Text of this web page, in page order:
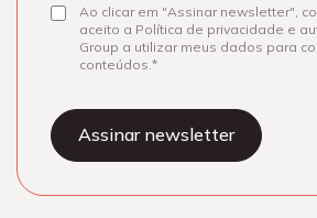
ConsentirAo clicar em "Assinar newsletter",
aceito a Política de privacidade e
Group a utilizar meus dados para
conteúdos.